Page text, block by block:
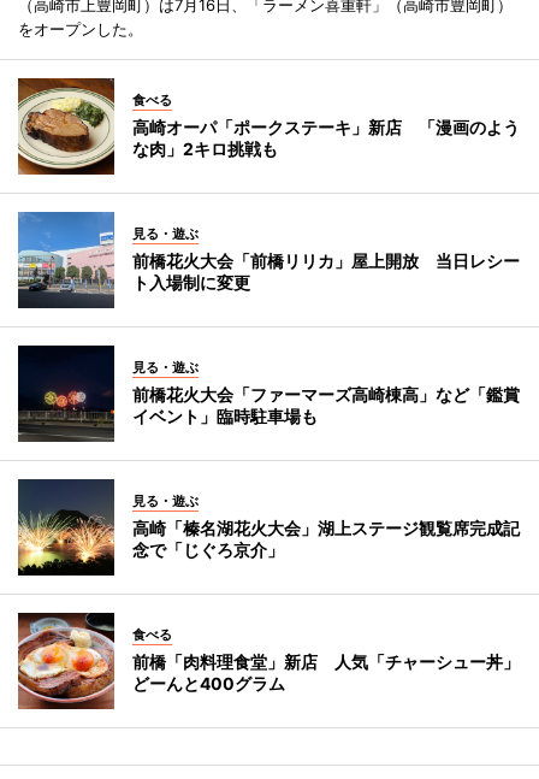
（高崎市上豊岡町）は7月16日、「ラーメン喜重軒」（高崎市豊岡町）
をオープンした。
食べる
高崎オーパ「ポークステーキ」新店 「漫画のよう
な肉」2キロ挑戦も
見る・遊ぶ
前橋花火大会「前橋リリカ」屋上開放 当日レシー
ト入場制に変更
見る・遊ぶ
前橋花火大会「ファーマーズ高崎棟高」など「鑑賞
イベント」臨時駐車場も
見る・遊ぶ
高崎「榛名湖花火大会」湖上ステージ観覧席完成記
念で「じぐろ京介」
食べる
前橋「肉料理食堂」新店 人気「チャーシュー丼」
どーんと400グラム